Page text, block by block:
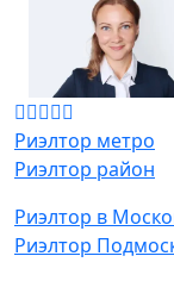
2 комнат
60 кв.м.
‹›
Адрес